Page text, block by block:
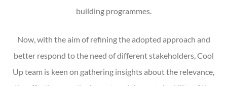
building programmes.
Now, with the aim of refining the adopted approach and
better respond to the need of different stakeholders, Cool
Up team is keen on gathering insights about the relevance,